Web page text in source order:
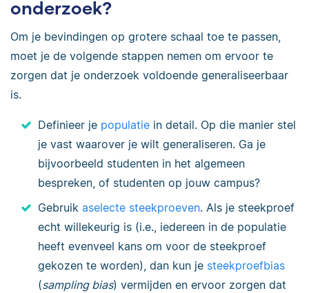
onderzoek?
Om je bevindingen op grotere schaal toe te passen,
moet je de volgende stappen nemen om ervoor te
zorgen dat je onderzoek voldoende generaliseerbaar
is.
Definieer je populatie in detail. Op die manier stel
je vast waarover je wilt generaliseren. Ga je
bijvoorbeeld studenten in het algemeen
bespreken, of studenten op jouw campus?
Gebruik aselecte steekproeven. Als je steekproef
echt willekeurig is (i.e., iedereen in de populatie
heeft evenveel kans om voor de steekproef
gekozen te worden), dan kun je steekproefbias
(sampling bias) vermijden en ervoor zorgen dat